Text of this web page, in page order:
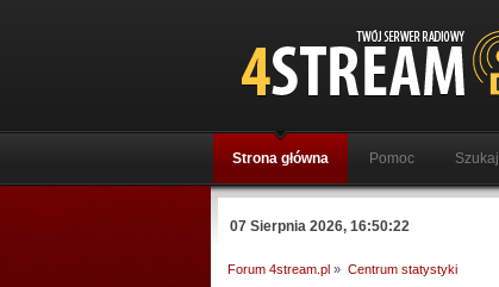
Strona główna Pomoc Szukaj
07 Sierpnia 2026, 16:50:22
Forum 4stream.pl » Centrum statystyki